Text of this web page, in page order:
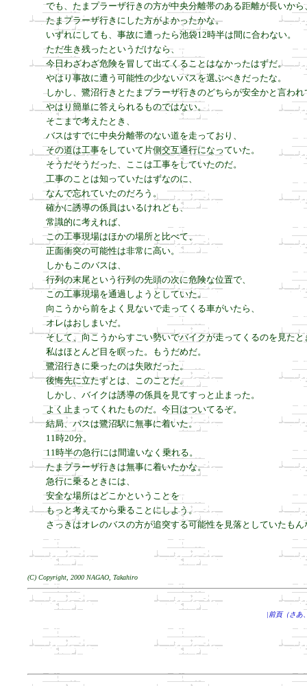
でも、たまプラーザ行きの方が中央分離帯のある距離が長いから
たまプラーザ行きにした方がよかったかな。
いずれにしても、事故に遭ったら池袋12時半は間に合わない。
ただ生き残ったというだけなら、
今日わざわざ危険を冒して出てくることはなかったはずだ。
やはり事故に遭う可能性の少ないバスを選ぶべきだったな。
しかし、鷺沼行きとたまプラーザ行きのどちらが安全かと言われ
やはり簡単に答えられるものではない。
そこまで考えたとき、
バスはすでに中央分離帯のない道を走っており、
その道は工事をしていて片側交互通行になっていた。
そうだそうだった、ここは工事をしていたのだ。
工事のことは知っていたはずなのに、
なんで忘れていたのだろう。
確かに誘導の係員はいるけれども、
常識的に考えれば、
この工事現場はほかの場所と比べて、
正面衝突の可能性は非常に高い。
しかもこのバスは、
行列の末尾という行列の先頭の次に危険な位置で、
この工事現場を通過しようとしていた。
向こうから前をよく見ないで走ってくる車がいたら、
オレはおしまいだ。
そして、向こうからすごい勢いでバイクが走ってくるのを見たと
私はほとんど目を瞑った。もうだめだ。
鷺沼行きに乗ったのは失敗だった。
後悔先に立たずとは、このことだ。
しかし、バイクは誘導の係員を見てすっと止まった。
よく止まってくれたものだ。今日はついてるぞ。
結局、バスは鷺沼駅に無事に着いた。
11時20分。
11時半の急行には間違いなく乗れる。
たまプラーザ行きは無事に着いたかな。
急行に乗るときには、
安全な場所はどこかということを
もっと考えてから乗ることにしよう。
さっきはオレのバスの方が追突する可能性を見落としていたもん
(C) Copyright, 2000 NAGAO, Takahiro
|前頁（さあ